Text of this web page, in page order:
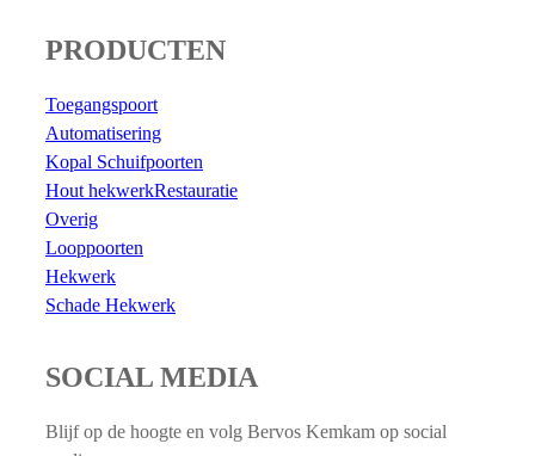
PRODUCTEN
Toegangspoort
Automatisering
Kopal Schuifpoorten
Hout hekwerkRestauratie
Overig
Looppoorten
Hekwerk
Schade Hekwerk
SOCIAL MEDIA
Blijf op de hoogte en volg Bervos Kemkam op social